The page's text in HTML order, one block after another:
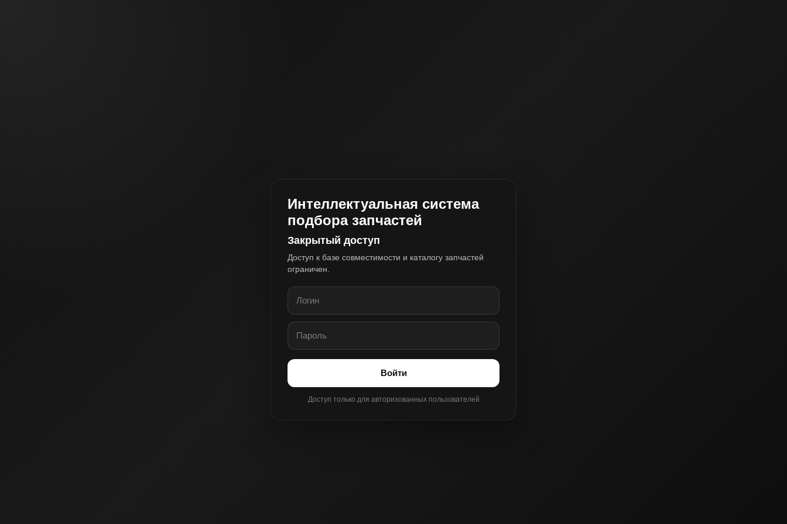
Интеллектуальная система
подбора запчастей
Закрытый доступ
Доступ к базе совместимости и каталогу запчастей
ограничен.
Войти
Доступ только для авторизованных пользователей